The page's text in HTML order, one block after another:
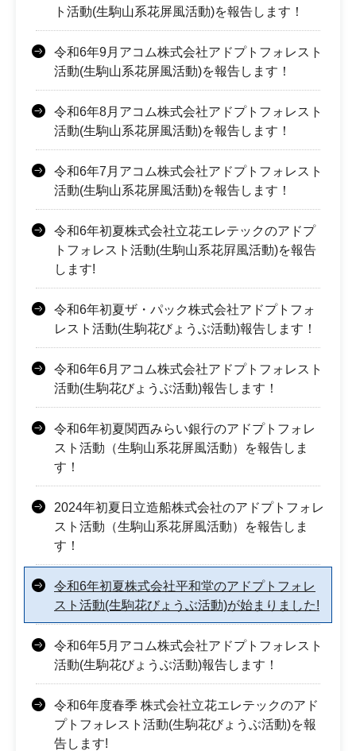
ト活動(生駒山系花屏風活動)を報告します！
令和6年9月アコム株式会社アドプトフォレスト
活動(生駒山系花屏風活動)を報告します！
令和6年8月アコム株式会社アドプトフォレスト
活動(生駒山系花屏風活動)を報告します！
令和6年7月アコム株式会社アドプトフォレスト
活動(生駒山系花屏風活動)を報告します！
令和6年初夏株式会社立花エレテックのアドプ
トフォレスト活動(生駒山系花屛風活動)を報告
します!
令和6年初夏ザ・パック株式会社アドプトフォ
レスト活動(生駒花びょうぶ活動)報告します！
令和6年6月アコム株式会社アドプトフォレスト
活動(生駒花びょうぶ活動)報告します！
令和6年初夏関西みらい銀行のアドプトフォレ
スト活動（生駒山系花屏風活動）を報告しま
す！
2024年初夏日立造船株式会社のアドプトフォレ
スト活動（生駒山系花屏風活動）を報告しま
す！
令和6年初夏株式会社平和堂のアドプトフォレ
スト活動(生駒花びょうぶ活動)が始まりました!
令和6年5月アコム株式会社アドプトフォレスト
活動(生駒花びょうぶ活動)報告します！
令和6年度春季 株式会社立花エレテックのアド
プトフォレスト活動(生駒花びょうぶ活動)を報
告します!